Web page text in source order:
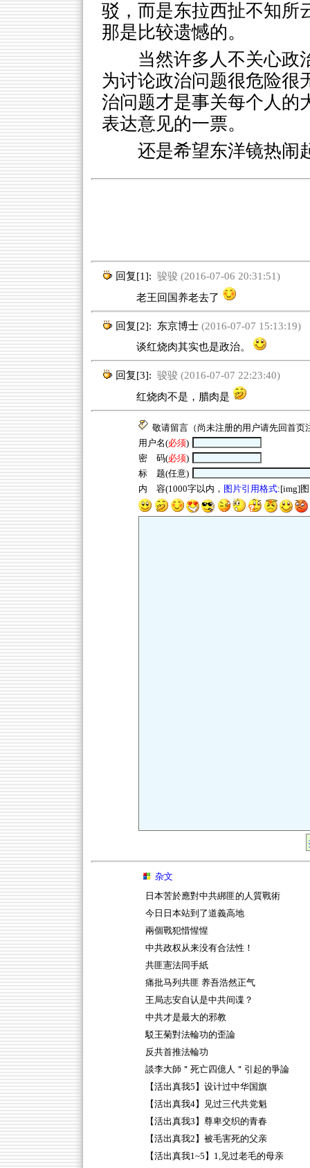
驳，而是东拉西扯不知所
那是比较遗憾的。
当然许多人不关心政
为讨论政治问题很危险很
治问题才是事关每个人的
表达意见的一票。
还是希望东洋镜热闹
回复[1]: 骏骏 (2016-07-06 20:31:51)
老王回国养老去了
回复[2]: 东京博士(2016-07-07 15:13:19)
谈红烧肉其实也是政治。
回复[3]: 骏骏 (2016-07-07 22:23:40)
红烧肉不是，腊肉是
敬请留言（尚未注册的用户请先回首页
用户名(必须)
密 码(必须)
标 题(任意)
内 容(1000字以内， 图片引用格式:[img]
杂文
日本苦於應對中共綁匪的人質戰術
今日日本站到了道義高地
兩個戰犯惜惺惺
中共政权从来没有合法性！
共匪憲法同手紙
痛批马列共匪 养吾浩然正气
王局志安自认是中共间谍？
中共才是最大的邪教
駁王菊對法輪功的歪論
反共首推法輪功
談李大師＂死亡四億人＂引起的爭論
【活出真我5】设计过中华国旗
【活出真我4】见过三代共党魁
【活出真我3】尊卑交织的青春
【活出真我2】被毛害死的父亲
【活出真我1~5】1,见过老毛的母亲